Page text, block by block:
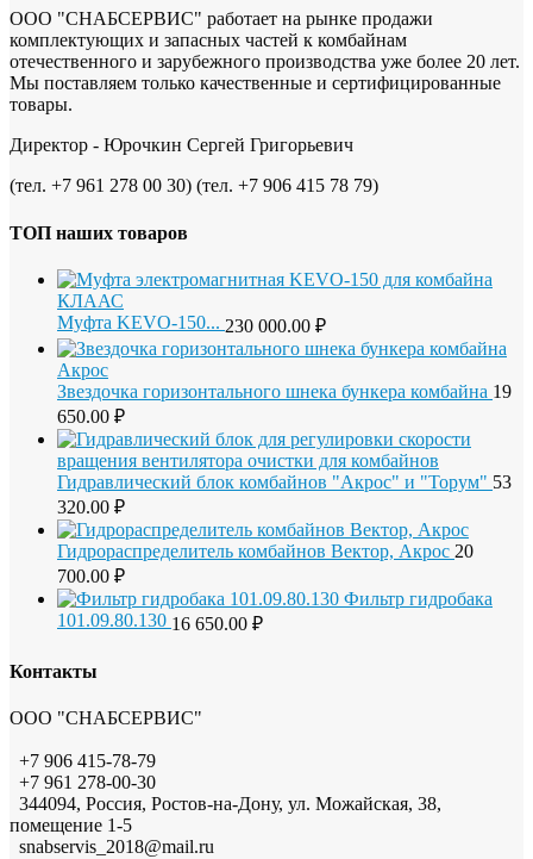
ООО "СНАБСЕРВИС" работает на рынке продажи
комплектующих и запасных частей к комбайнам
отечественного и зарубежного производства уже более 20 лет.
Мы поставляем только качественные и сертифицированные
товары.
Директор - Юрочкин Сергей Григорьевич
(тел. +7 961 278 00 30) (тел. +7 906 415 78 79)
ТОП наших товаров
Муфта KEVO-150... 230 000.00 ₽
Звездочка горизонтального шнека бункера комбайна 19
650.00 ₽
Гидравлический блок комбайнов "Акрос" и "Торум" 53
320.00 ₽
Гидрораспределитель комбайнов Вектор, Акрос 20
700.00 ₽
Фильтр гидробака
101.09.80.130 16 650.00 ₽
Контакты
ООО "СНАБСЕРВИС"
+7 906 415-78-79
+7 961 278-00-30
344094, Россия, Ростов-на-Дону, ул. Можайская, 38,
помещение 1-5
snabservis_2018@mail.ru